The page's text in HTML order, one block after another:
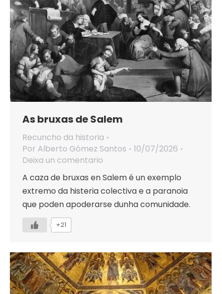
As bruxas de Salem
Recuncho da historia
Por Alberto Gómez Santos
10/07/2026
Deixa un comentario
A caza de bruxas en Salem é un exemplo
extremo da histeria colectiva e a paranoia
que poden apoderarse dunha comunidade.
+21